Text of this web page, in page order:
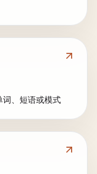
、短语或模式